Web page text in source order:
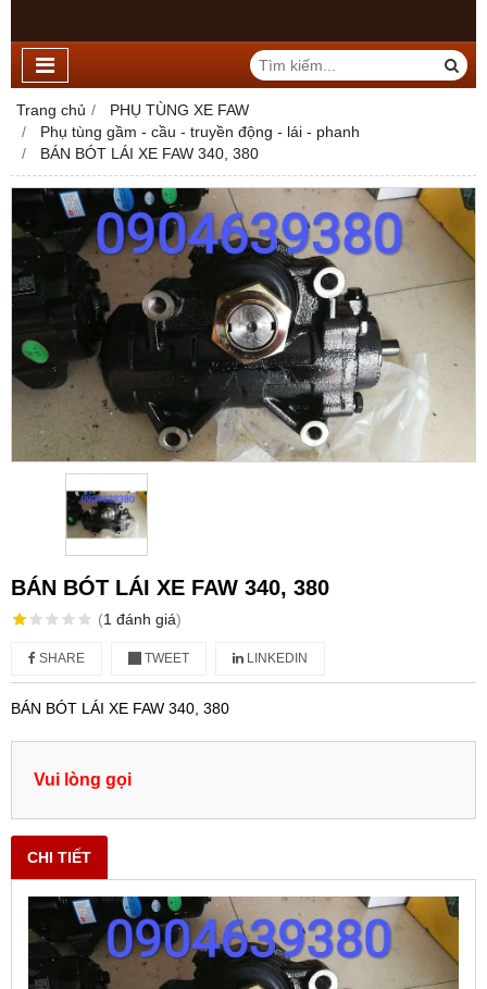
Trang chủ
PHỤ TÙNG XE FAW
Phụ tùng gầm - cầu - truyền động - lái - phanh
BÁN BÓT LÁI XE FAW 340, 380
BÁN BÓT LÁI XE FAW 340, 380
(1 đánh giá)
SHARE TWEET LINKEDIN
BÁN BÓT LÁI XE FAW 340, 380
Vui lòng gọi
CHI TIẾT